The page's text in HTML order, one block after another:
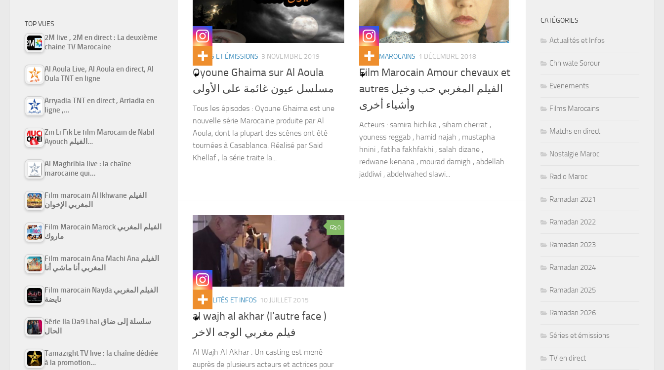
SÉRIES ET ÉMISSIONS 3 NOVEMBRE 2019
Oyoune Ghaima sur Al Aoula
مسلسل عيون غائمة على الأولى
Tous les épisodes : Oyoune Ghaima est une
nouvelle série Marocaine produite par Al
Aoula, dont la plupart des scènes ont été
tournées à Casablanca. Réalisé par Said
Khellaf , la série traite la...
FILMS MAROCAINS 1 DÉCEMBRE 2018
Film Marocain Amour chevaux et
autres الفيلم المغربي حب وخيل
وأشياء أخرى
Acteurs : samira hichika , siham cherrat ,
youness reggab , hamid najah , mustapha
hnini , fatiha fakhfakhi , salah dizane ,
redwane kenana , mourad damigh , abdellah
jaddiwi , abdelwahed slawi...
0
ACTUALITÉS ET INFOS 10 JUILLET 2015
al wajh al akhar (l’autre face )
فيلم مغربي الوجه الاخر
Al Wajh Al Akhar : Un casting est mené
auprès de plusieurs acteurs et actrices pour
TOP VUES
2M live , 2M en direct : La deuxième
chaine TV Marocaine
Al Aoula Live, Al Aoula en direct, Al
Oula TNT en ligne
Arryadia TNT en direct , Arriadia en
ligne ,…
Zin Li Fik Le film Marocain de Nabil
Ayouch الفيلم…
Al Maghribia live : la chaîne
marocaine qui…
Film marocain Al Ikhwane الفيلم
المغربي الإخوان
Film Marocain Marock الفيلم المغربي
ماروك
Film marocain Ana Machi Ana الفيلم
المغربي أنا ماشي أنا
Film marocain Nayda الفيلم المغربي
نايضة
Série Ila Da9 Lhal سلسلة إلى ضاق
الحال
Tamazight TV live : la chaîne dédiée
à la promotion…
CATÉGORIES
Actualités et Infos
Chhiwate Sorour
Evenements
Films Marocains
Matchs en direct
Nostalgie Maroc
Radio Maroc
Ramadan 2021
Ramadan 2022
Ramadan 2023
Ramadan 2024
Ramadan 2025
Ramadan 2026
Séries et émissions
TV en direct